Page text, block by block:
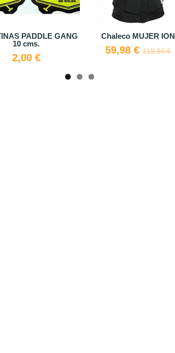
PADDLE GANG
10 cms.
2,00 €
Chaleco MUJER ION
59,98 €119,95 €